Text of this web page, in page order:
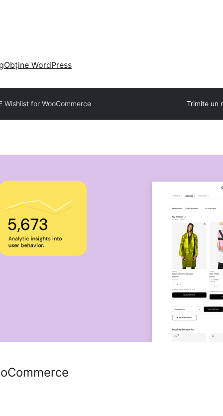
Obține WordPress
Wishlist for WooCommerce Trimite un